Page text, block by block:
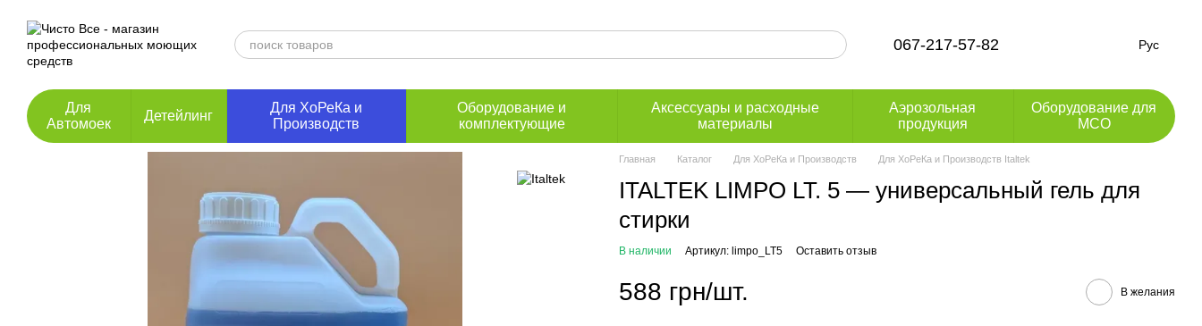
067-217-57-82 Рус
Для
Автомоек
Детейлинг
Для ХоРеКа и
Производств
Оборудование и
комплектующие
Аксессуары и расходные
материалы
Аэрозольная
продукция
Оборудование для
МСО
Главная Каталог Для ХоРеКа и Производств Для ХоРеКа и Производств Italtek
ITALTEK LIMPO LT. 5 — универсальный гель для
стирки
В наличии Артикул: limpo_LT5 Оставить отзыв
588 грн/шт. В желания